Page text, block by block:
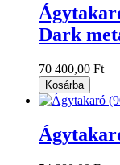
Dark
70 400,00 Ft
Kosárba